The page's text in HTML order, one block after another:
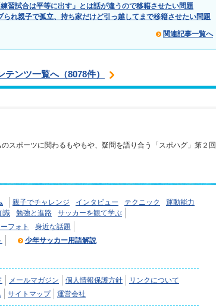
習試合は平等に出す」とは話が違うので移籍させたい問題
れ親子で孤立、持ち家だけど引っ越してまで移籍させたい問題
関連記事一覧へ
テンツ一覧へ（8078件）
のスポーツに関わるもやもや、疑問を語り合う「スポハグ」第２回
親子でチャレンジ インタビュー テクニック
運動能力
識 勉強と進路
サッカーを観て学ぶ
フォト
身近な話題
少年サッカー用語解説
メールマガジン 個人情報保護方針
リンクについて
サイトマップ 運営会社